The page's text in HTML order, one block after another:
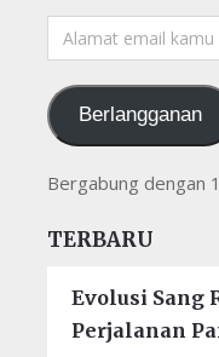
Alamat
email
Berlangganan
Bergabung dengan
TERBARU
Evolusi Sang
Perjalanan